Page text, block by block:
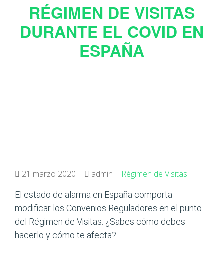
RÉGIMEN DE VISITAS
DURANTE EL COVID EN
ESPAÑA
21 marzo 2020 | admin | Régimen de Visitas
El estado de alarma en España comporta
modificar los Convenios Reguladores en el punto
del Régimen de Visitas. ¿Sabes cómo debes
hacerlo y cómo te afecta?